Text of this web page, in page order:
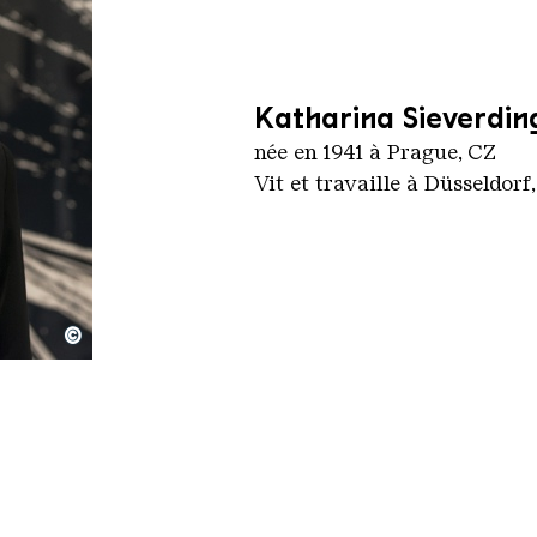
CC BY SA 4
BY-SA 4.0
©
Katharina
née en 1941 à Prague, CZ
Vit et travaille à Düsseldorf,